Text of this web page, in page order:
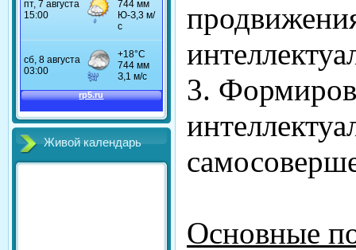
Живой календарь
3.
Основные